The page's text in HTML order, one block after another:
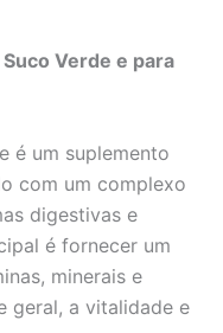
Suco Verde e para
é um suplemento
com um complexo
digestivas e
é fornecer um
minerais e
geral, a vitalidade e